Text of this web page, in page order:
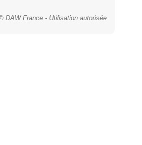
DAW France - Utilisation autorisée